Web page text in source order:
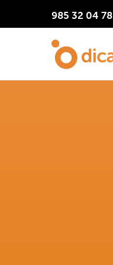
985 32 04 78